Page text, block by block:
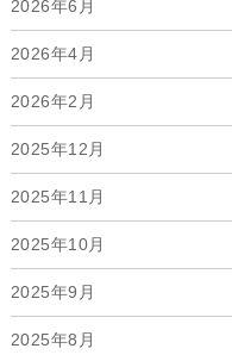
2026年6月
2026年4月
2026年2月
2025年12月
2025年11月
2025年10月
2025年9月
2025年8月